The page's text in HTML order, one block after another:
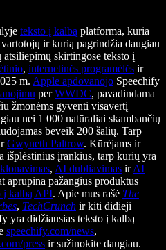
teksto į kalbą platforma, kuria
ir kurią pagrindžia daugiau
skirtingose teksto į
, internetinės programėlės ir
m. Apple apdovanojo Speechify
perWWDC, pavadindama
žmonėms gyventi visavertį
nei 1 000 natūraliai skambančių
beveik 200 šalių. Tarp
Gwyneth Paltrow. Kūrėjams ir
išplėstinius įrankius, tarp kurių yra
, AI dubliavimas irAI
aprūpina pažangius produktus
į kalbą API. Apie mus rašė The
, TechCrunch ir kiti didieji
yra didžiausias teksto į kalbą
speechify.com/news,
press ir sužinokite daugiau.